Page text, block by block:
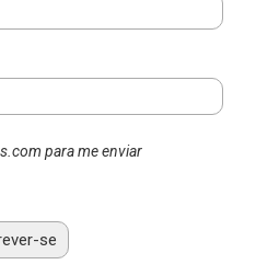
para me enviar